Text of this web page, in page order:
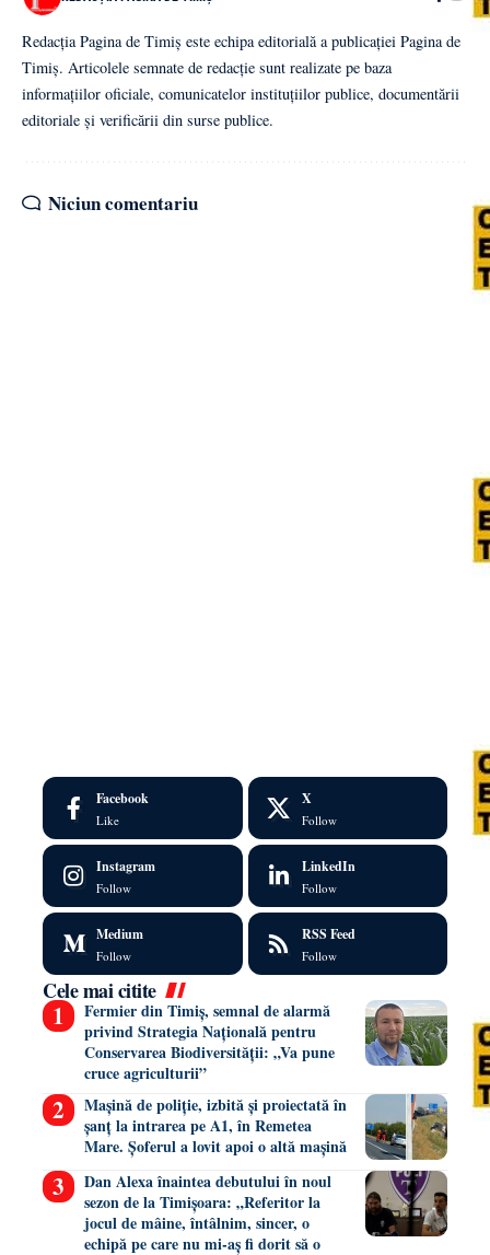
Redacția Pagina de Timiș este echipa editorială a publicației Pagina de
Timiș. Articolele semnate de redacție sunt realizate pe baza
informațiilor oficiale, comunicatelor instituțiilor publice, documentării
editoriale și verificării din surse publice.
Niciun comentariu
Facebook
Like
X
Follow
Instagram
Follow
LinkedIn
Follow
Medium
Follow
RSS Feed
Follow
Cele mai citite
Fermier din Timiș, semnal de alarmă
privind Strategia Națională pentru
Conservarea Biodiversității: „Va pune
cruce agriculturii”
Mașină de poliție, izbită și proiectată în
șanț la intrarea pe A1, în Remetea
Mare. Șoferul a lovit apoi o altă mașină
Dan Alexa înaintea debutului în noul
sezon de la Timișoara: „Referitor la
jocul de mâine, întâlnim, sincer, o
echipă pe care nu mi-aș fi dorit să o